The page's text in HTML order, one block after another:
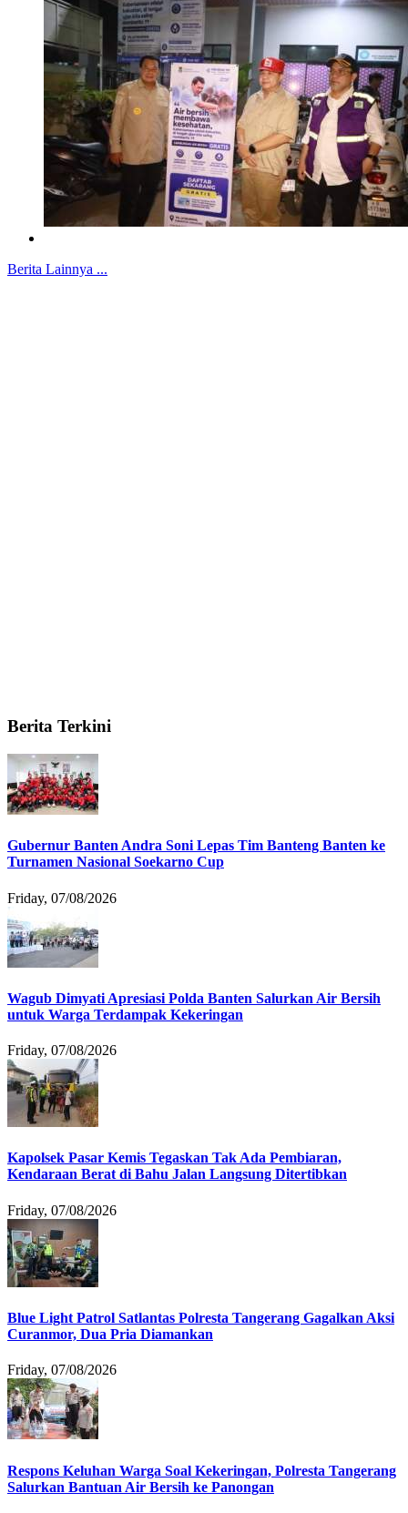
Berita Lainnya ...
Berita Terkini
Gubernur Banten Andra Soni Lepas Tim Banteng Banten ke
Turnamen Nasional Soekarno Cup
Friday, 07/08/2026
Wagub Dimyati Apresiasi Polda Banten Salurkan Air Bersih
untuk Warga Terdampak Kekeringan
Friday, 07/08/2026
Kapolsek Pasar Kemis Tegaskan Tak Ada Pembiaran,
Kendaraan Berat di Bahu Jalan Langsung Ditertibkan
Friday, 07/08/2026
Blue Light Patrol Satlantas Polresta Tangerang Gagalkan Aksi
Curanmor, Dua Pria Diamankan
Friday, 07/08/2026
Respons Keluhan Warga Soal Kekeringan, Polresta Tangerang
Salurkan Bantuan Air Bersih ke Panongan